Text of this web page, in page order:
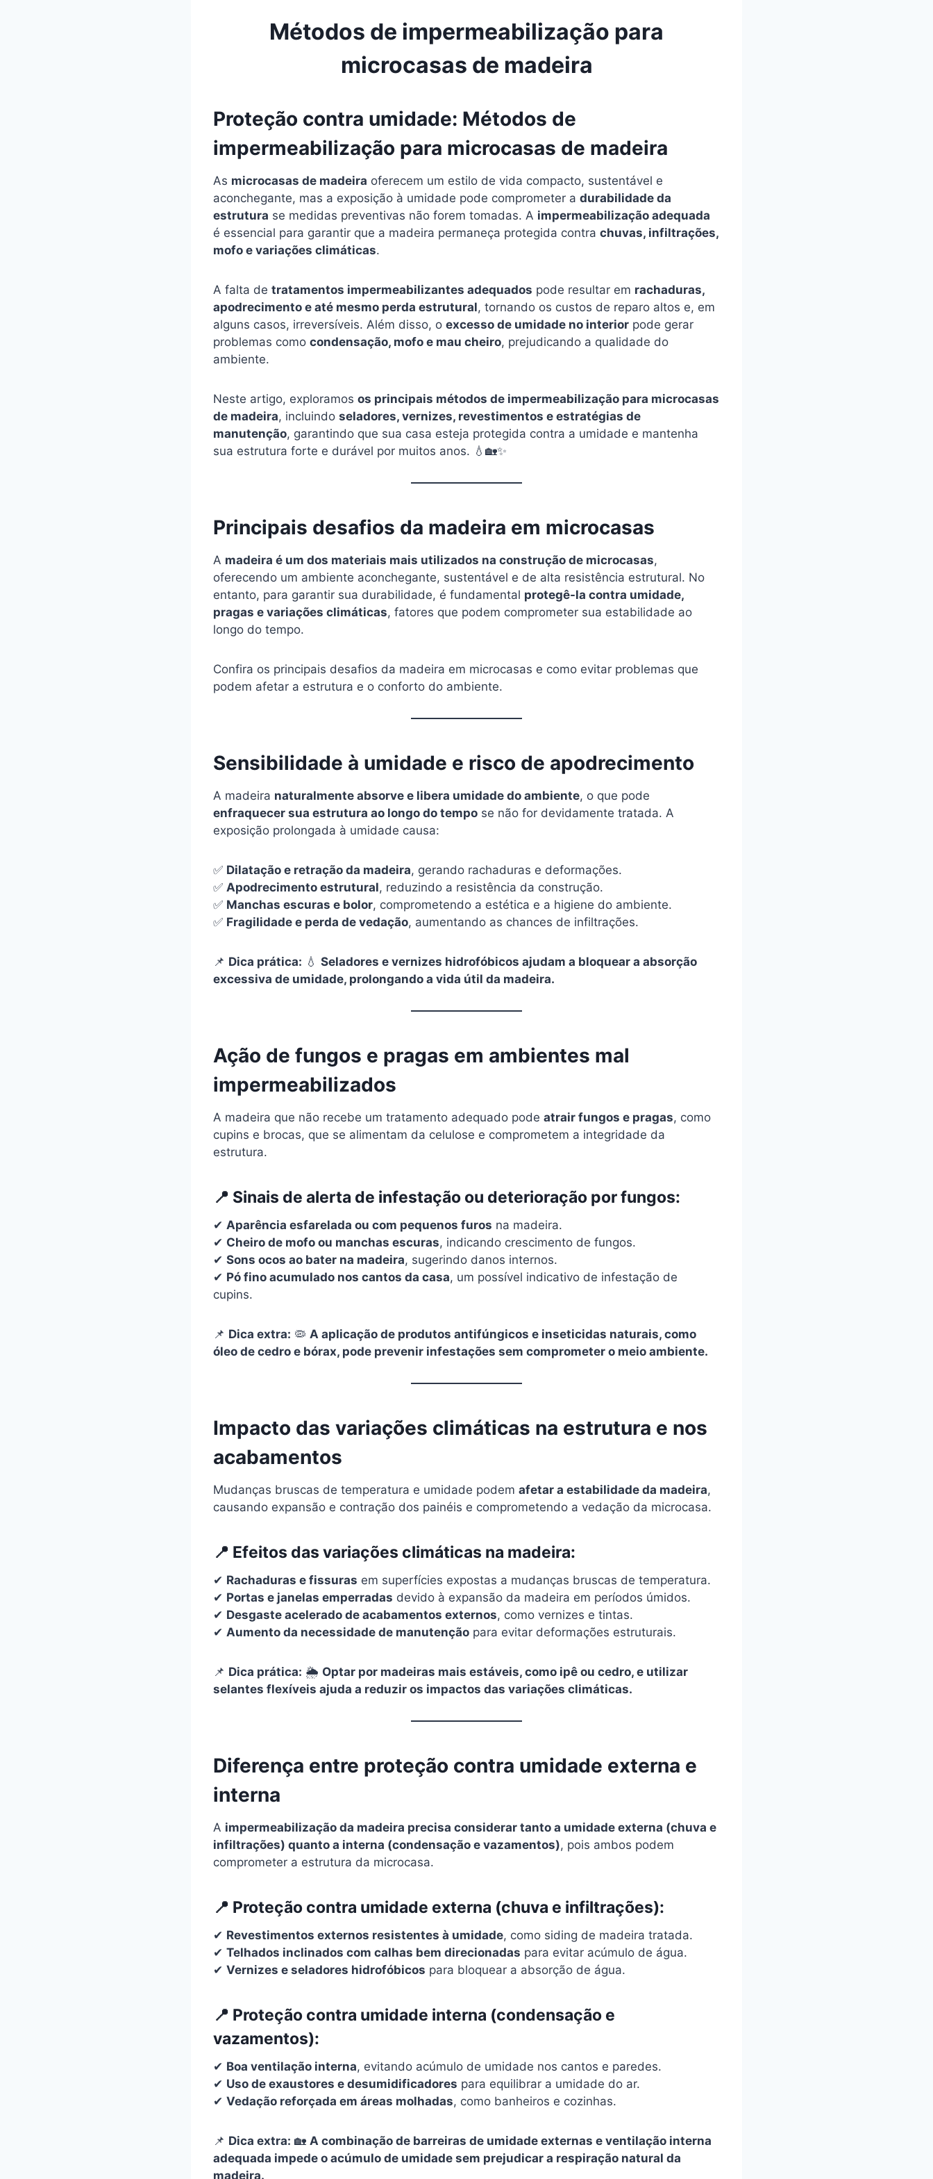
Métodos de impermeabilização para
microcasas de madeira
Proteção contra umidade: Métodos de
impermeabilização para microcasas de madeira
As microcasas de madeira oferecem um estilo de vida compacto, sustentável e
aconchegante, mas a exposição à umidade pode comprometer a durabilidade da
estrutura se medidas preventivas não forem tomadas. A impermeabilização adequada
é essencial para garantir que a madeira permaneça protegida contra chuvas, infiltrações,
mofo e variações climáticas.
A falta de tratamentos impermeabilizantes adequados pode resultar em rachaduras,
apodrecimento e até mesmo perda estrutural, tornando os custos de reparo altos e, em
alguns casos, irreversíveis. Além disso, o excesso de umidade no interior pode gerar
problemas como condensação, mofo e mau cheiro, prejudicando a qualidade do
ambiente.
Neste artigo, exploramos os principais métodos de impermeabilização para microcasas
de madeira, incluindo seladores, vernizes, revestimentos e estratégias de
manutenção, garantindo que sua casa esteja protegida contra a umidade e mantenha
sua estrutura forte e durável por muitos anos. 💧🏡✨
Principais desafios da madeira em microcasas
A madeira é um dos materiais mais utilizados na construção de microcasas,
oferecendo um ambiente aconchegante, sustentável e de alta resistência estrutural. No
entanto, para garantir sua durabilidade, é fundamental protegê-la contra umidade,
pragas e variações climáticas, fatores que podem comprometer sua estabilidade ao
longo do tempo.
Confira os principais desafios da madeira em microcasas e como evitar problemas que
podem afetar a estrutura e o conforto do ambiente.
Sensibilidade à umidade e risco de apodrecimento
A madeira naturalmente absorve e libera umidade do ambiente, o que pode
enfraquecer sua estrutura ao longo do tempo se não for devidamente tratada. A
exposição prolongada à umidade causa:
✅ Dilatação e retração da madeira, gerando rachaduras e deformações.
✅ Apodrecimento estrutural, reduzindo a resistência da construção.
✅ Manchas escuras e bolor, comprometendo a estética e a higiene do ambiente.
✅ Fragilidade e perda de vedação, aumentando as chances de infiltrações.
📌 Dica prática: 💧 Seladores e vernizes hidrofóbicos ajudam a bloquear a absorção
excessiva de umidade, prolongando a vida útil da madeira.
Ação de fungos e pragas em ambientes mal
impermeabilizados
A madeira que não recebe um tratamento adequado pode atrair fungos e pragas, como
cupins e brocas, que se alimentam da celulose e comprometem a integridade da
estrutura.
📍 Sinais de alerta de infestação ou deterioração por fungos:
✔ Aparência esfarelada ou com pequenos furos na madeira.
✔ Cheiro de mofo ou manchas escuras, indicando crescimento de fungos.
✔ Sons ocos ao bater na madeira, sugerindo danos internos.
✔ Pó fino acumulado nos cantos da casa, um possível indicativo de infestação de
cupins.
📌 Dica extra: 🦠 A aplicação de produtos antifúngicos e inseticidas naturais, como
óleo de cedro e bórax, pode prevenir infestações sem comprometer o meio ambiente.
Impacto das variações climáticas na estrutura e nos
acabamentos
Mudanças bruscas de temperatura e umidade podem afetar a estabilidade da madeira,
causando expansão e contração dos painéis e comprometendo a vedação da microcasa.
📍 Efeitos das variações climáticas na madeira:
✔ Rachaduras e fissuras em superfícies expostas a mudanças bruscas de temperatura.
✔ Portas e janelas emperradas devido à expansão da madeira em períodos úmidos.
✔ Desgaste acelerado de acabamentos externos, como vernizes e tintas.
✔ Aumento da necessidade de manutenção para evitar deformações estruturais.
📌 Dica prática: 🌦 Optar por madeiras mais estáveis, como ipê ou cedro, e utilizar
selantes flexíveis ajuda a reduzir os impactos das variações climáticas.
Diferença entre proteção contra umidade externa e
interna
A impermeabilização da madeira precisa considerar tanto a umidade externa (chuva e
infiltrações) quanto a interna (condensação e vazamentos), pois ambos podem
comprometer a estrutura da microcasa.
📍 Proteção contra umidade externa (chuva e infiltrações):
✔ Revestimentos externos resistentes à umidade, como siding de madeira tratada.
✔ Telhados inclinados com calhas bem direcionadas para evitar acúmulo de água.
✔ Vernizes e seladores hidrofóbicos para bloquear a absorção de água.
📍 Proteção contra umidade interna (condensação e
vazamentos):
✔ Boa ventilação interna, evitando acúmulo de umidade nos cantos e paredes.
✔ Uso de exaustores e desumidificadores para equilibrar a umidade do ar.
✔ Vedação reforçada em áreas molhadas, como banheiros e cozinhas.
📌 Dica extra: 🏡 A combinação de barreiras de umidade externas e ventilação interna
adequada impede o acúmulo de umidade sem prejudicar a respiração natural da
madeira.